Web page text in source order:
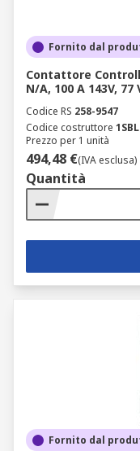
Fornito dal
Contattore
N/A, 100 A 143V, 77
Codice RS 258-9547
Codice costruttore
Prezzo per 1 unità
494,48 €(IVA esclusa)
Quantità
Fornito dal